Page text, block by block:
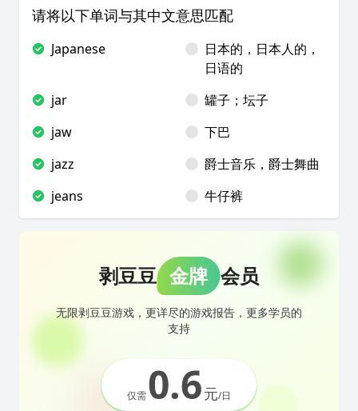
请将以下单词与其中文意思匹配
Japanese
日本的，日本人的，
日语的
jar
罐子；坛子
jaw
下巴
jazz
爵士音乐，爵士舞曲
jeans
牛仔裤
剥豆豆 金牌 会员
无限剥豆豆游戏，更详尽的游戏报告，更多学员的
支持
仅需0.6元/日